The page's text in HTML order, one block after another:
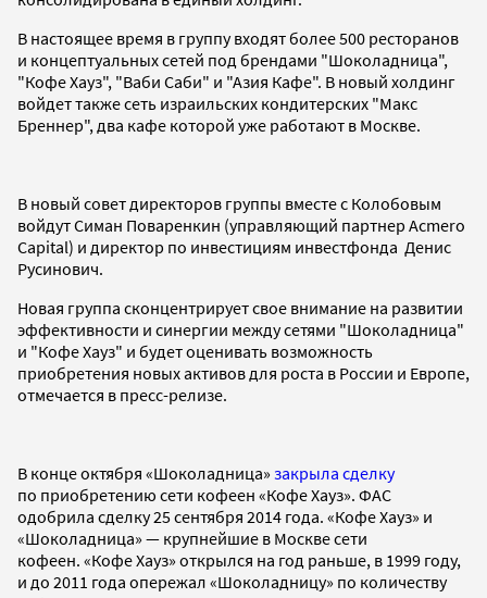
В настоящее время в группу входят более 500 ресторанов
и концептуальных сетей под брендами "Шоколадница",
"Кофе Хауз", "Ваби Саби" и "Азия Кафе". В новый холдинг
войдет также сеть израильских кондитерских "Макс
Бреннер", два кафе которой уже работают в Москве.
В новый совет директоров группы вместе с Колобовым
войдут Симан Поваренкин (управляющий партнер Acmero
Capital) и директор по инвестициям инвестфонда Денис
Русинович.
Новая группа сконцентрирует свое внимание на развитии
эффективности и синергии между сетями "Шоколадница"
и "Кофе Хауз" и будет оценивать возможность
приобретения новых активов для роста в России и Европе,
отмечается в пресс-релизе.
В конце октября «Шоколадница» закрыла сделку
по приобретению сети кофеен «Кофе Хауз». ФАС
одобрила сделку 25 сентября 2014 года. «Кофе Хауз» и
«Шоколадница» — крупнейшие в Москве сети
кофеен. «Кофе Хауз» открылся на год раньше, в 1999 году,
и до 2011 года опережал «Шоколадницу» по количеству